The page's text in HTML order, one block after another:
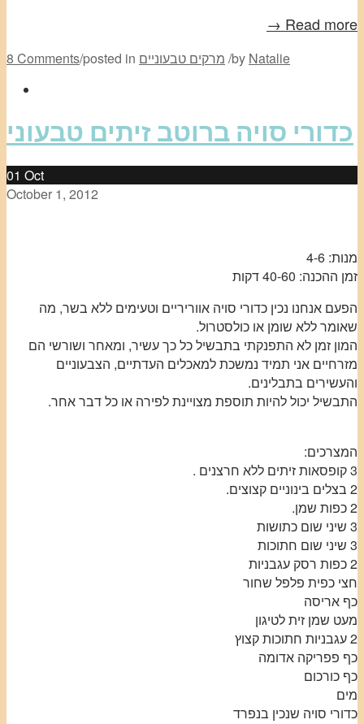
Read more →
8 Comments/posted in מרקים טבעוניים /by Natalie
כדורי סויה ברוטב זיתים טבעוני
01 Oct
October 1, 2012
מנות: 4-6
זמן ההכנה: 40-60 דקות
הפעם אנחנו נכין כדורי סויה אווריריים וטעימים ללא בשר, מה
שאומר ללא שומן או כולסטרול.
המון זמן לא התפנקתי בתבשיל כל כך עשיר, ומאחר ושורשי הם
מזרחיים אני תמיד נמשכת למאכלים העדתיים, הצבעוניים
והעשירים בתבלינים.
התבשיל יכול להיות תוספת מצויינת לפירה או כל דבר אחר.
המצרכים:
3 קופסאות זיתים ללא חרצנים .
2 בצלים בינוניים קצוצים.
2 כפות שמן.
3 שיני שום כתושות
3 שיני שום חתוכות
2 כפות רסק עגבניות
חצי כפית פלפל שחור
כף אריסה
מעט שמן זית לטיגון
2 עגבניות חתוכות קצוץ
כף פפריקה אדומה
כף כורכום
מים
כדורי סויה שנכין בנפרד